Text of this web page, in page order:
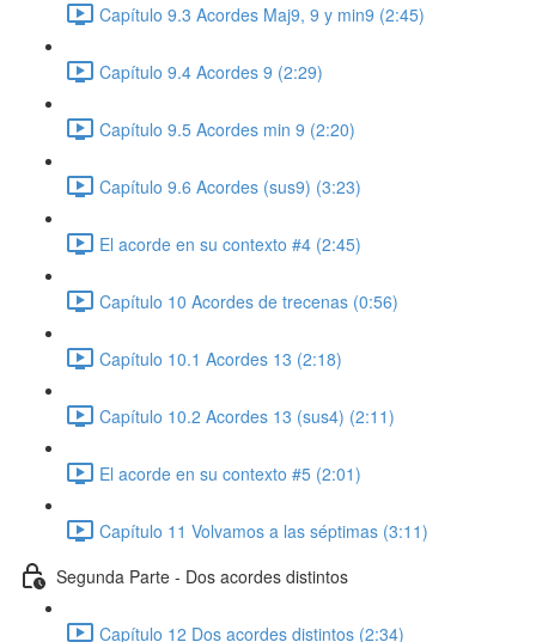
Capítulo 9.3 Acordes Maj9, 9 y min9 (2:45)
Capítulo 9.4 Acordes 9 (2:29)
Capítulo 9.5 Acordes min 9 (2:20)
Capítulo 9.6 Acordes (sus9) (3:23)
El acorde en su contexto #4 (2:45)
Capítulo 10 Acordes de trecenas (0:56)
Capítulo 10.1 Acordes 13 (2:18)
Capítulo 10.2 Acordes 13 (sus4) (2:11)
El acorde en su contexto #5 (2:01)
Capítulo 11 Volvamos a las séptimas (3:11)
Segunda Parte - Dos acordes distintos
Capítulo 12 Dos acordes distintos (2:34)